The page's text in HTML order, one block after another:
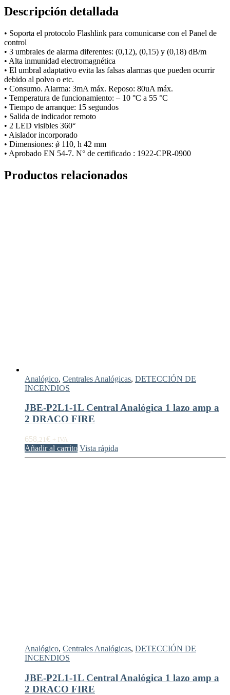
Descripción detallada
• Soporta el protocolo Flashlink para comunicarse con el Panel de
control
• 3 umbrales de alarma diferentes: (0,12), (0,15) y (0,18) dB/m
• Alta inmunidad electromagnética
• El umbral adaptativo evita las falsas alarmas que pueden ocurrir
debido al polvo o etc.
• Consumo. Alarma: 3mA máx. Reposo: 80uA máx.
• Temperatura de funcionamiento: – 10 °C a 55 °C
• Tiempo de arranque: 15 segundos
• Salida de indicador remoto
• 2 LED visibles 360°
• Aislador incorporado
• Dimensiones: ǿ 110, h 42 mm
• Aprobado EN 54-7. N° de certificado : 1922-CPR-0900
Productos relacionados
Analógico, Centrales Analógicas, DETECCIÓN DE
INCENDIOS
JBE-P2L1-1L Central Analógica 1 lazo amp a
2 DRACO FIRE
658,21 € + IVA
Añadir al carrito Vista rápida
Analógico, Centrales Analógicas, DETECCIÓN DE
INCENDIOS
JBE-P2L1-1L Central Analógica 1 lazo amp a
2 DRACO FIRE